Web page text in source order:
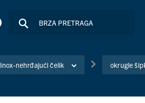
Inox-nehrđajući čelik okrugle